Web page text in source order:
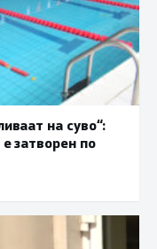
на суво“:
затворен по